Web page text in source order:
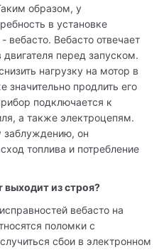
образом, у
в установке
вебасто. Вебасто отвечает
перед запуском.
нагрузку на мотор в
значительно продлить его
подключается к
а также электроцепям.
заблуждению, он
топлива и потребление
выходит из строя?
вебасто на
поломки с
сбои в электронном